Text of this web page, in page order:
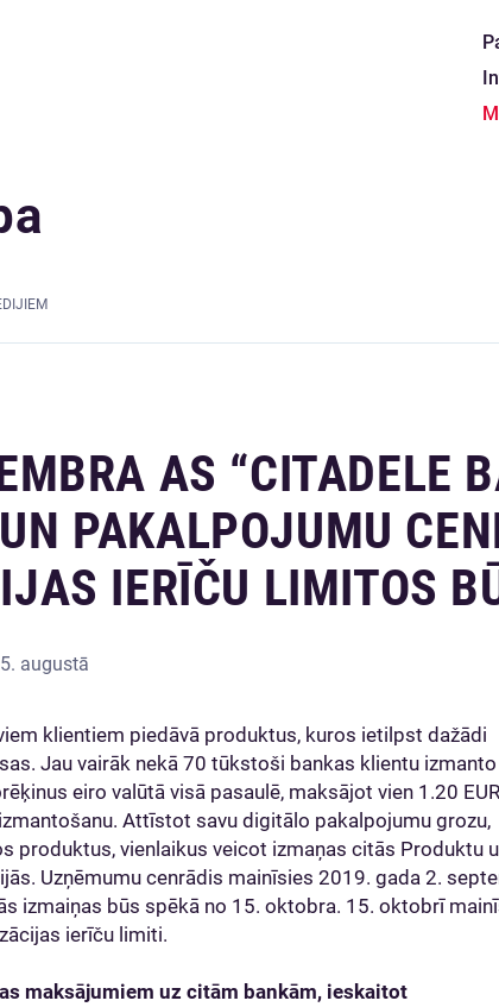
AS “CITADELE
PAKALPOJUMU
IERĪČU LIMITOS
augustā
klientiem piedāvā produktus, kuros ietilpst dažādi
Jau vairāk nekā 70 tūkstoši bankas klientu izmanto
eiro valūtā visā pasaulē, maksājot vien 1.20 EUR
Attīstot savu digitālo pakalpojumu grozu,
produktus, vienlaikus veicot izmaņas citās Produktu
Uzņēmumu cenrādis mainīsies 2019. gada 2.
izmaiņas būs spēkā no 15. oktobra. 15. oktobrī
ierīču limiti.
maksājumiem uz citām bankām, ieskaitot